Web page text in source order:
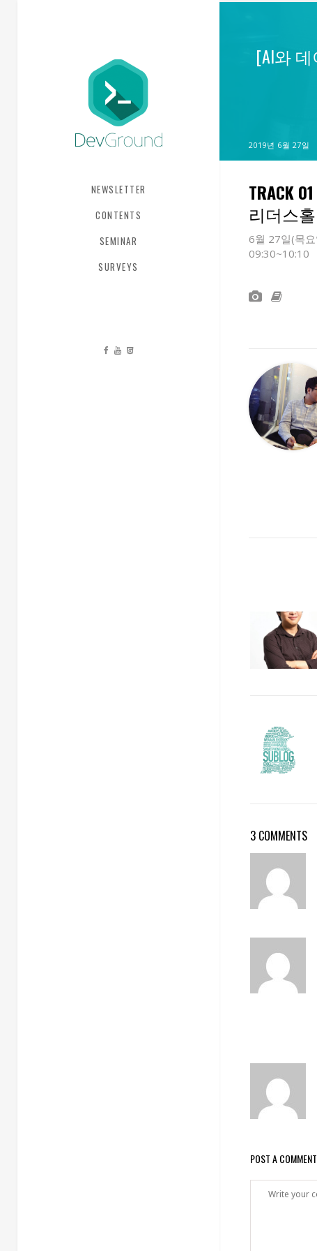
NEWSLETTER
CONTENTS
SEMINAR
SURVEYS
[AI와
2019년 6월 27일
TRACK 01
리더스홀
6월 27일(목
09:30~10:10
3 COMMENTS
POST A COMMENT